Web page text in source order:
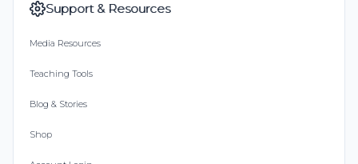
Support & Resources
Media Resources
Teaching Tools
Blog & Stories
Shop